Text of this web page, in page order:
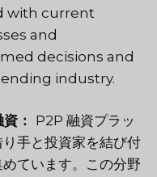
with current
and
decisions and
industry.
： P2P 融資プラッ
手と投資家を結び付
ています。この分野